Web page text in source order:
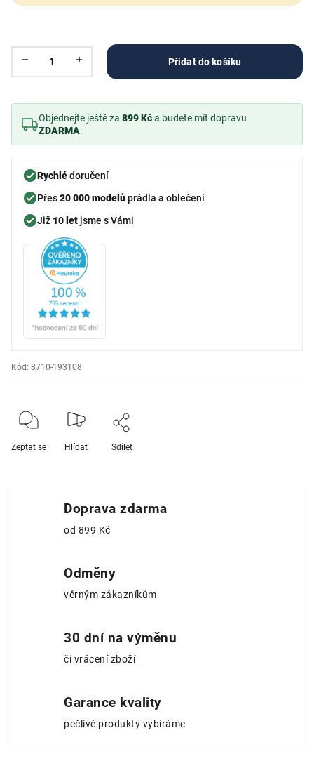
Přidat do košíku
Objednejte ještě za 899 Kča budete mít dopravu
ZDARMA.
Rychlédoručení
Přes20 000 modelůprádla a oblečení
Již 10 let jsme s Vámi
Kód: 8710-193108
Zeptat se Hlídat Sdílet
Doprava zdarma
od 899 Kč
Odměny
věrným zákazníkům
30 dní na výměnu
či vrácení zboží
Garance kvality
pečlivě produkty vybíráme